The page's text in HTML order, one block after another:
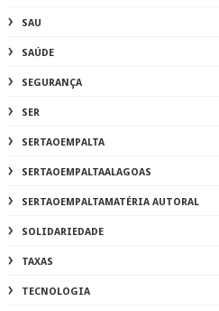
SAU
SAÚDE
SEGURANÇA
SER
SERTAOEMPALTA
SERTAOEMPALTAALAGOAS
SERTAOEMPALTAMATÉRIA AUTORAL
SOLIDARIEDADE
TAXAS
TECNOLOGIA